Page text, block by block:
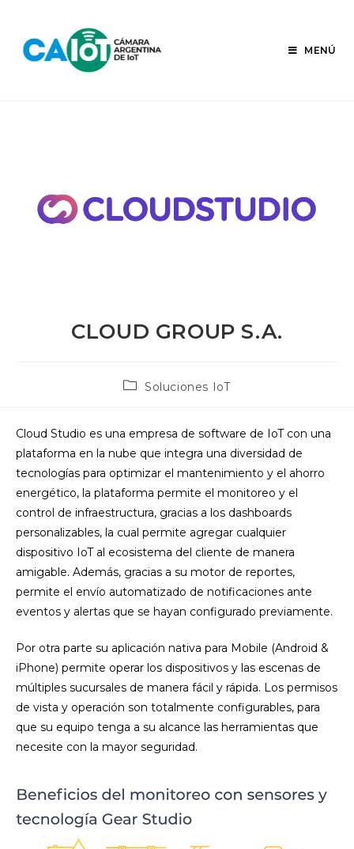
contenido
MENÚ
CLOUD GROUP S.A.
Categoría
entrada:
Soluciones IoT
Cloud Studio es una empresa de software de IoT con una
plataforma en la nube que integra una diversidad de
tecnologías para optimizar el mantenimiento y el ahorro
energético, la plataforma permite el monitoreo y el
control de infraestructura, gracias a los dashboards
personalizables, la cual permite agregar cualquier
dispositivo IoT al ecosistema del cliente de manera
amigable. Además, gracias a su motor de reportes,
permite el envío automatizado de notificaciones ante
eventos y alertas que se hayan configurado previamente.
Por otra parte su aplicación nativa para Mobile (Android &
iPhone) permite operar los dispositivos y las escenas de
múltiples sucursales de manera fácil y rápida. Los permisos
de vista y operación son totalmente configurables, para
que su equipo tenga a su alcance las herramientas que
necesite con la mayor seguridad.